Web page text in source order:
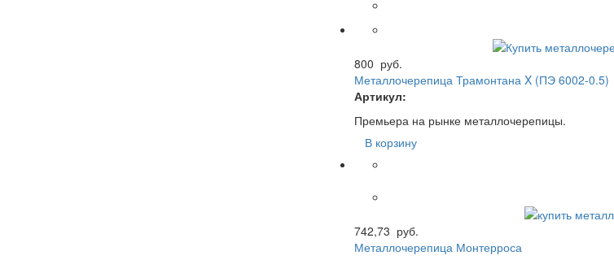
800 руб.
Металлочерепица Трамонтана X (ПЭ 6002-0.5)
Артикул:
Премьера на рынке металлочерепицы.
В корзину
742,73 руб.
Металлочерепица Монтерроса